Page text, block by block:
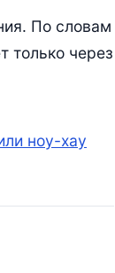
По словам
только через
ноу-хау